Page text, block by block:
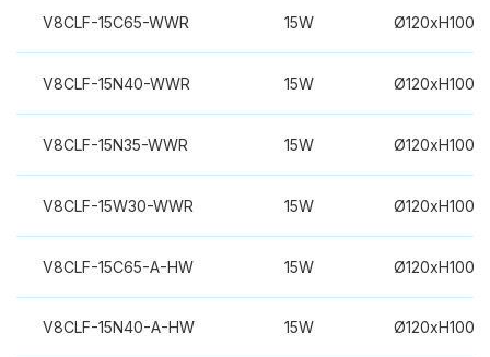
V8CLF-15C65-WWR 15W
V8CLF-15N40-WWR 15W
V8CLF-15N35-WWR 15W
V8CLF-15W30-WWR 15W
V8CLF-15C65-A-HW 15W
V8CLF-15N40-A-HW 15W